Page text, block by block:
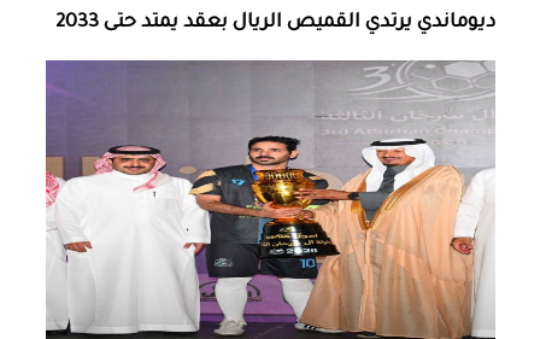
ديوماندي يرتدي القميص الريال بعقد يمتد حتى 2033